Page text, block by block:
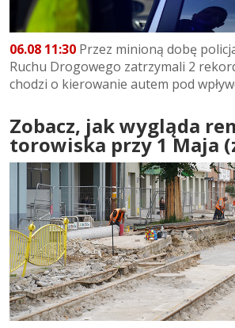
06.08 11:30 Przez minioną dobę
Ruchu Drogowego zatrzymali 2
chodzi o kierowanie autem pod
Zobacz, jak wygląda
torowiska przy 1 Maja